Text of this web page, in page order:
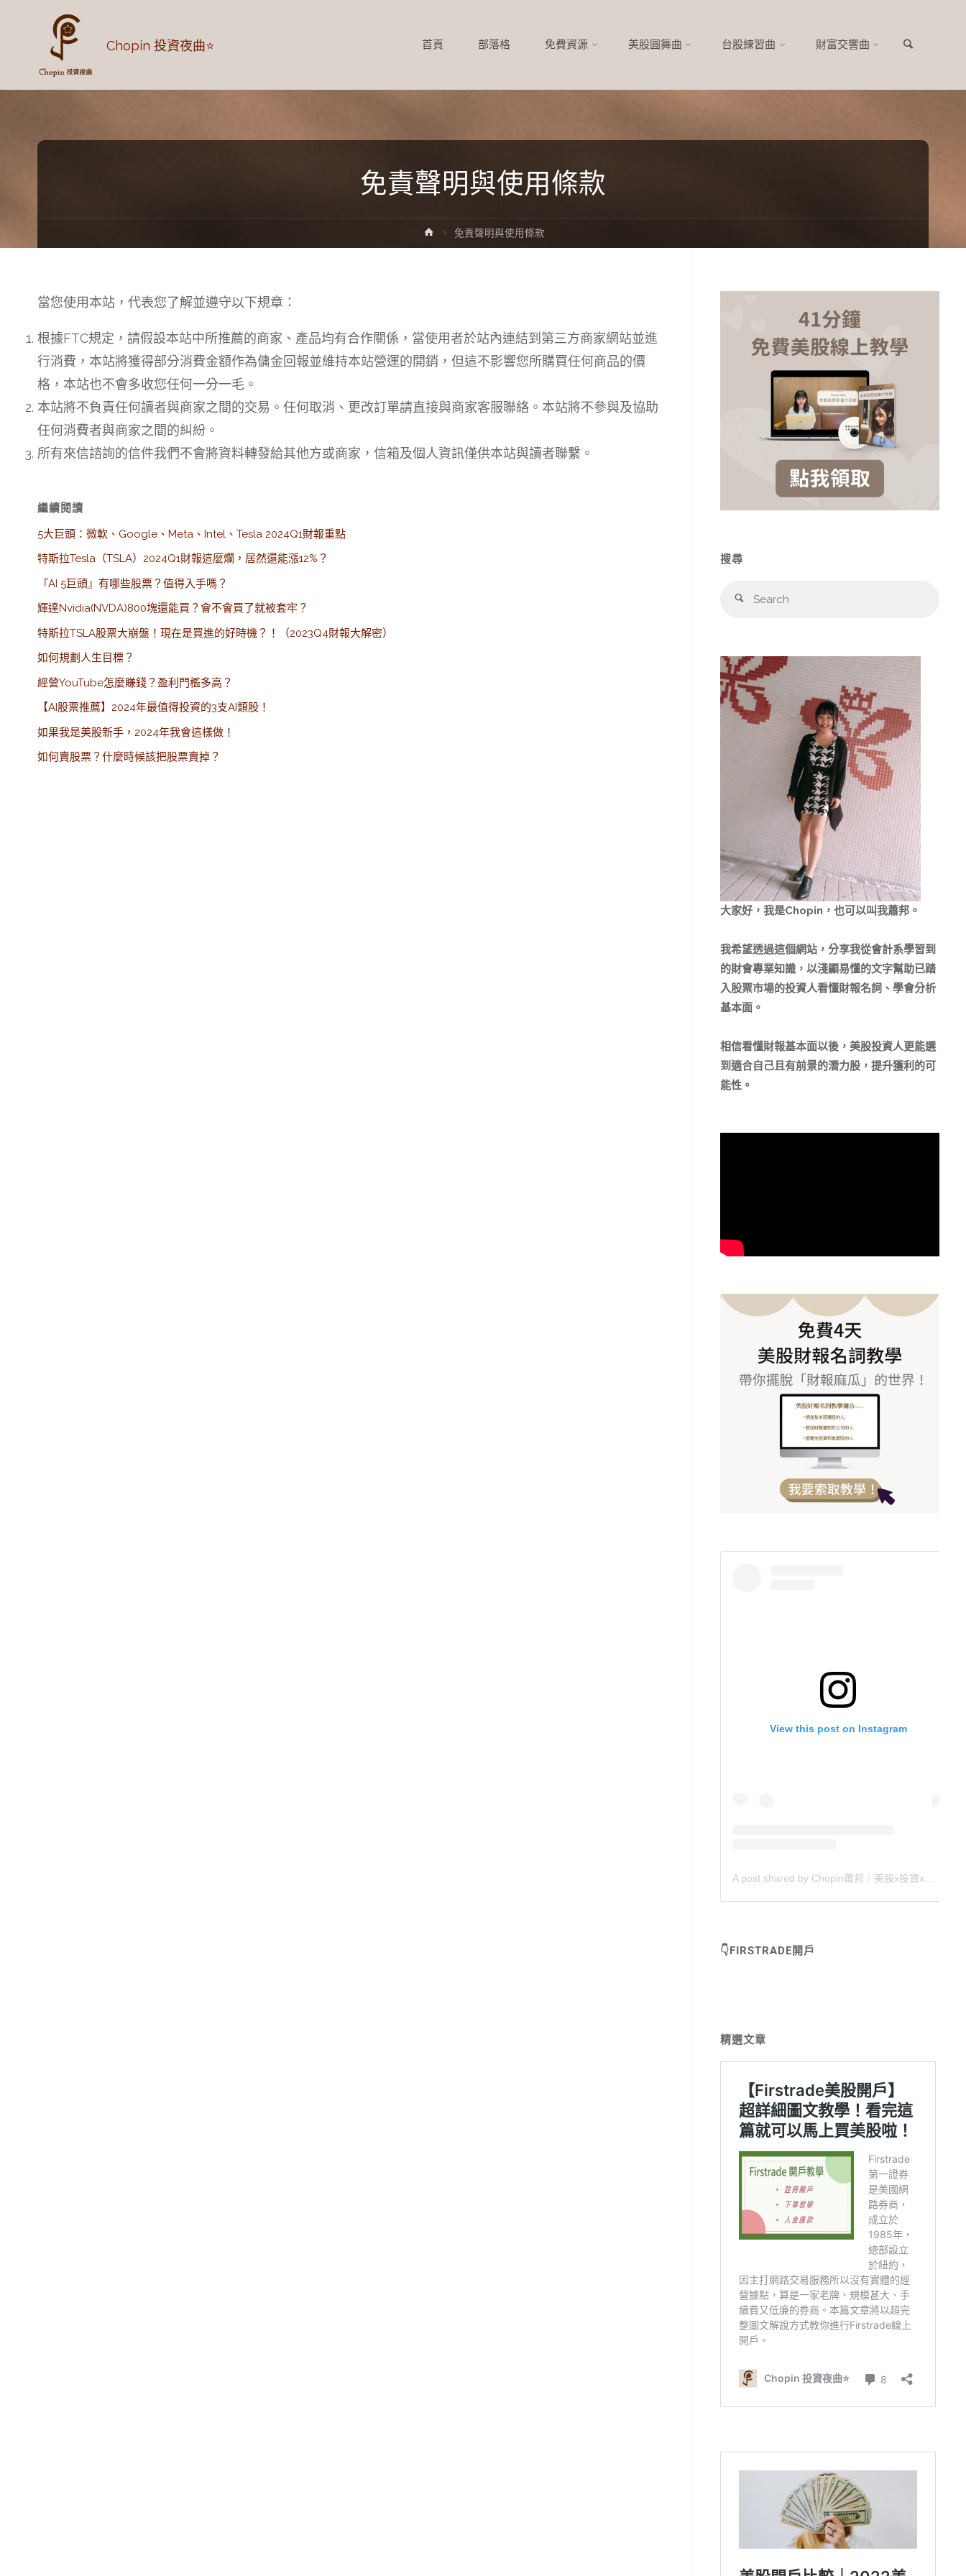
Chopin 投資夜曲⭐ 首頁 部落格 免費資源 美股圓舞曲 台股練習曲 財富交響曲
免責聲明與使用條款
免責聲明與使用條款
當您使用本站，代表您了解並遵守以下規章：
根據FTC規定，請假設本站中所推薦的商家、產品均有合作關係，當使用者於站內連結到第三方商家網站並進
行消費，本站將獲得部分消費金額作為傭金回報並維持本站營運的開銷，但這不影響您所購買任何商品的價
格，本站也不會多收您任何一分一毛。
本站將不負責任何讀者與商家之間的交易。任何取消、更改訂單請直接與商家客服聯絡。本站將不參與及協助
任何消費者與商家之間的糾紛。
所有來信諮詢的信件我們不會將資料轉發給其他方或商家，信箱及個人資訊僅供本站與讀者聯繫。
繼續閱讀
5大巨頭：微軟、Google、Meta、Intel、Tesla 2024Q1財報重點
特斯拉Tesla（TSLA）2024Q1財報這麼爛，居然還能漲12%？
『AI 5巨頭』有哪些股票？值得入手嗎？
輝達Nvidia(NVDA)800塊還能買？會不會買了就被套牢？
特斯拉TSLA股票大崩盤！現在是買進的好時機？！（2023Q4財報大解密）
如何規劃人生目標？
經營YouTube怎麼賺錢？盈利門檻多高？
【AI股票推薦】2024年最值得投資的3支AI類股！
如果我是美股新手，2024年我會這樣做！
如何賣股票？什麼時候該把股票賣掉？
搜尋
大家好，我是Chopin，也可以叫我蕭邦。
我希望透過這個網站，分享我從會計系學習到
的財會專業知識，以淺顯易懂的文字幫助已踏
入股票市場的投資人看懂財報名詞、學會分析
基本面。
相信看懂財報基本面以後，美股投資人更能選
到適合自己且有前景的潛力股，提升獲利的可
能性。
View this post on Instagram
A post shared by Chopin蕭邦｜美股x投資x理財x好書推薦 (@chopin_010880)
👇FIRSTRADE開戶
精選文章